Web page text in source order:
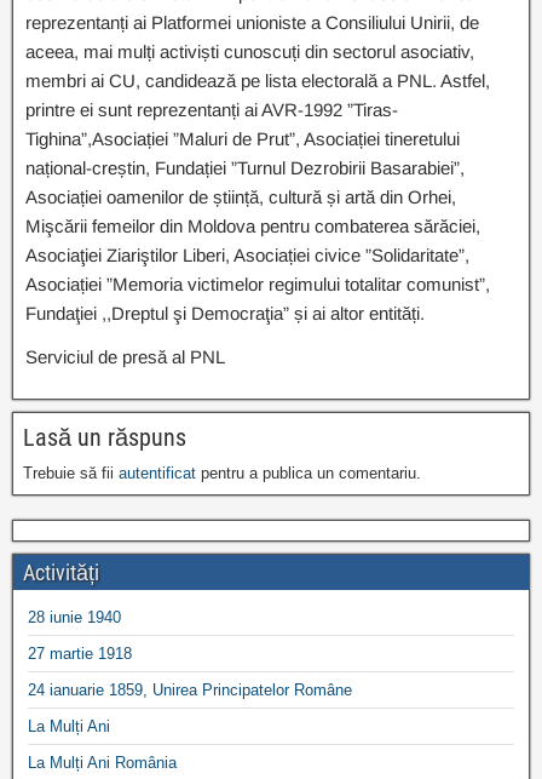
reprezentanți ai Platformei unioniste a Consiliului Unirii, de
aceea, mai mulți activiști cunoscuți din sectorul asociativ,
membri ai CU, candidează pe lista electorală a PNL. Astfel,
printre ei sunt reprezentanți ai AVR-1992 ”Tiras-
Tighina”,Asociației ”Maluri de Prut”, Asociației tineretului
național-creștin, Fundației ”Turnul Dezrobirii Basarabiei”,
Asociației oamenilor de știință, cultură și artă din Orhei,
Mişcării femeilor din Moldova pentru combaterea sărăciei,
Asociaţiei Ziariştilor Liberi, Asociației civice ”Solidaritate”,
Asociației ”Memoria victimelor regimului totalitar comunist”,
Fundaţiei ,,Dreptul şi Democraţia” și ai altor entități.
Serviciul de presă al PNL
Lasă un răspuns
Trebuie să fii autentificat pentru a publica un comentariu.
Activități
28 iunie 1940
27 martie 1918
24 ianuarie 1859, Unirea Principatelor Române
La Mulți Ani
La Mulți Ani România